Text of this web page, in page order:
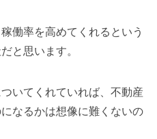
働率を高めてくれるという
と思います。
いてくれていれば、不動産
なるかは想像に難くないの